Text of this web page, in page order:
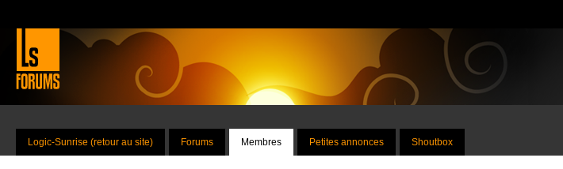
Logic-Sunrise (retour au site) Forums Membres Petites annonces Shoutbox